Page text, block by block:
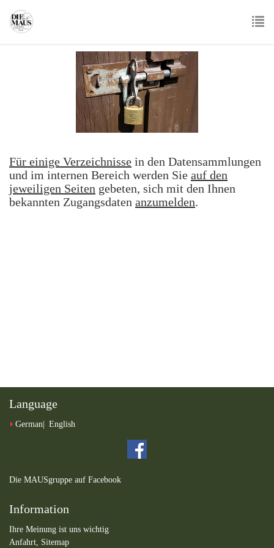
main
Für einige Verzeichnisse in den Datensammlungen
und im internen Bereich werden Sie auf den
jeweiligen Seiten gebeten, sich mit den Ihnen
bekannten Zugangsdaten anzumelden.
Language
German English
Die MAUSgruppe auf Facebook
Information
Ihre Meinung ist uns wichtig
Anfahrt, Sitemap